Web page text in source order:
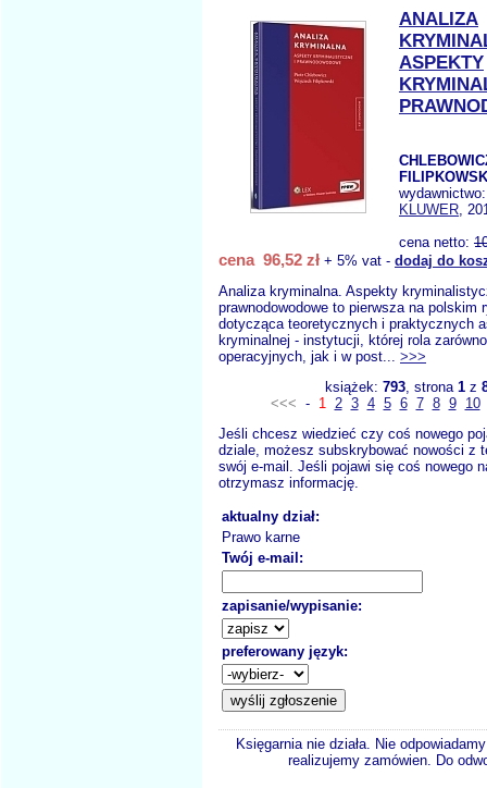
ANALIZA
ASPEKTY
KLUWER,
cena netto:
cena 96,52 zł + 5% vat - dodaj do
Analiza kryminalna. Aspekty
prawnodowodowe to pierwsza na polskim
dotycząca teoretycznych i praktycznych
kryminalnej - instytucji, której rola
operacyjnych, jak i w post... >>>
książek: 793, strona 1z
<<< - 1 2 3 4 5 6 7 8 9
10
Jeśli chcesz wiedzieć czy coś nowego
dziale, możesz subskrybować nowości z
swój e-mail. Jeśli pojawi się coś nowego
otrzymasz informację.
aktualny dział:
Prawo karne
Twój e-mail:
zapisanie/wypisanie:
preferowany język:
Księgarnia nie działa. Nie
realizujemy zamówien. Do